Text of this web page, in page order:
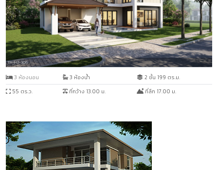
TR-H2-308
3 ห้องนอน 3 ห้องน้ำ
2 ชั้น 199 ตร.ม.
55 ตร.ว.
ที่กว้าง 13.00 ม. ที่ลึก 17.00 ม.